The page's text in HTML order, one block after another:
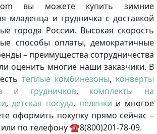
вы можете купить зимние
младенца и грудничка с доставкой
города России. Высокая скорость
способы оплаты, демократичные
– преимущества сотрудничества
оценить многие наши заказчики. В
теплые комбинезоны, конверты
и грудничков, комплекты на
,детская посуда, пеленки и многое
оформить покупку прямо сейчас –
по телефону ☎8(800)201-78-09.